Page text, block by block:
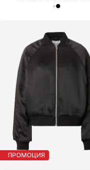
ПРОМОЦИЯ